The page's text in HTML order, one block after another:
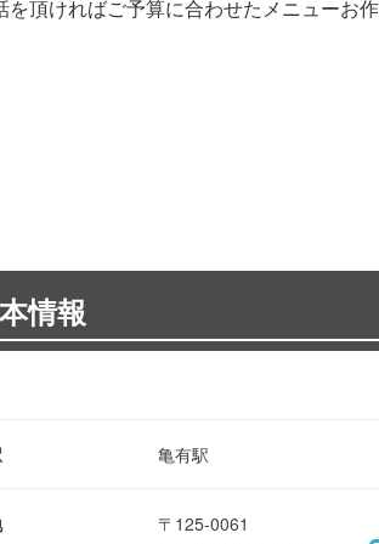
を頂ければご予算に合わせたメニューお作
情報
亀有駅
〒125-0061